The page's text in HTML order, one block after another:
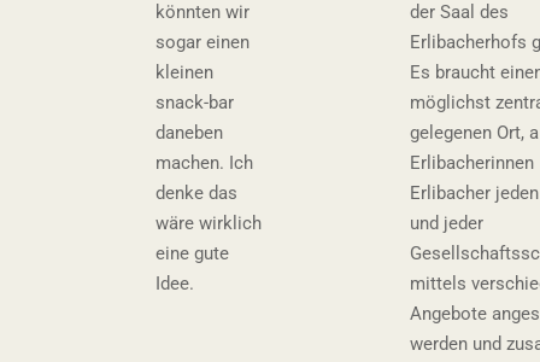
der Saal des
Erlibacherhofs
Es braucht
möglichst
gelegenen Ort,
Erlibacherinnen
Erlibacher
und jeder
mittels
Angebote
werden und
könnten wir
sogar einen
kleinen
snack-bar
daneben
machen. Ich
denke das
wäre wirklich
eine gute
Idee.